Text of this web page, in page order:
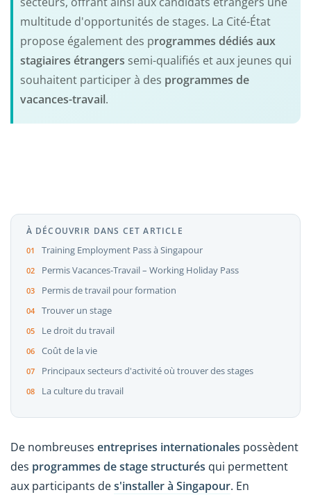
multitude d'opportunités de stages. La Cité-État
propose également des programmes dédiés aux
stagiaires étrangers semi-qualifiés et aux jeunes qui
souhaitent participer à des programmes de
vacances-travail.
À DÉCOUVRIR DANS CET ARTICLE
Training Employment Pass à Singapour
Permis Vacances-Travail – Working Holiday Pass
Permis de travail pour formation
Trouver un stage
Le droit du travail
Coût de la vie
Principaux secteurs d'activité où trouver des stages
La culture du travail
De nombreuses entreprises internationales possèdent
des programmes de stage structurés qui permettent
aux participants des'installer à Singapour. En